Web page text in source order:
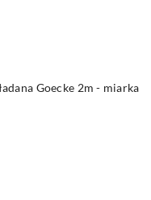
Goecke 2m - miarka